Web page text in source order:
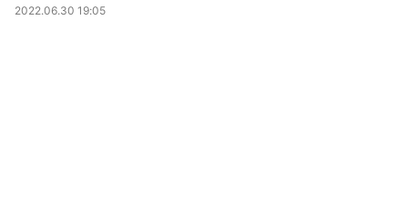
2022.06.30 19:05